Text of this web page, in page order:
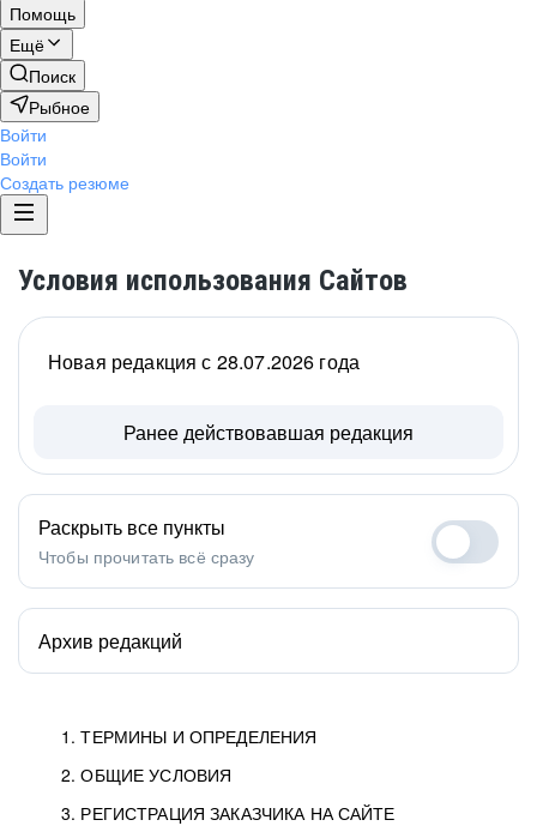
Помощь
Ещё
Поиск
Рыбное
Войти
Войти
Создать резюме
Условия использования Сайтов
1. ТЕРМИНЫ И ОПРЕДЕЛЕНИЯ
2. ОБЩИЕ УСЛОВИЯ
3. РЕГИСТРАЦИЯ ЗАКАЗЧИКА НА САЙТЕ
Новая редакция с 28.07.2026 года
Ранее действовавшая редакция
Раскрыть все пункты
Чтобы прочитать всё сразу
Архив редакций